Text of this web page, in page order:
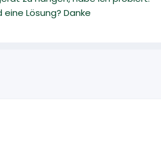
Lösung? Danke